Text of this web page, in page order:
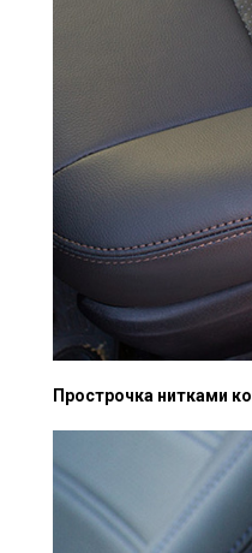
Прострочка нитками